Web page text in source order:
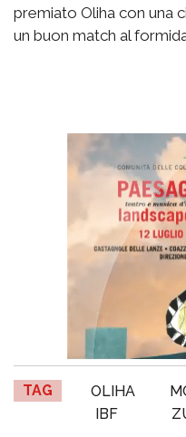
premiato Oliha con una
un buon match al
TAG OLIHA
IBF